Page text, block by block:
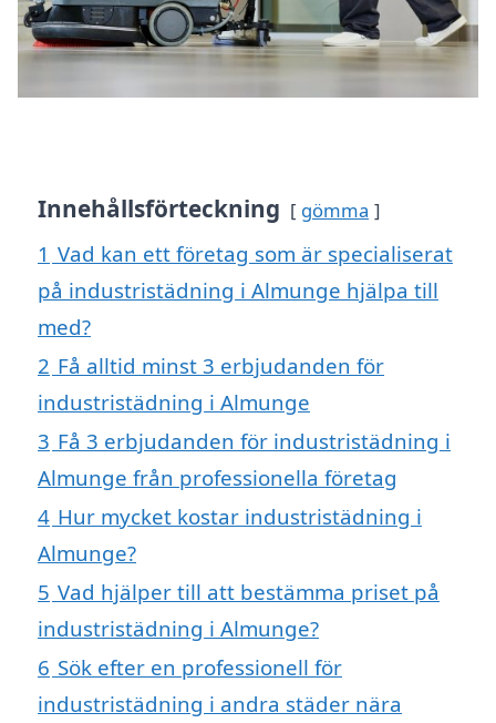
Innehållsförteckning gömma
1 Vad kan ett företag som är specialiserat
på industristädning i Almunge hjälpa till
med?
2 Få alltid minst 3 erbjudanden för
industristädning i Almunge
3 Få 3 erbjudanden för industristädning i
Almunge från professionella företag
4 Hur mycket kostar industristädning i
Almunge?
5 Vad hjälper till att bestämma priset på
industristädning i Almunge?
6 Sök efter en professionell för
industristädning i andra städer nära